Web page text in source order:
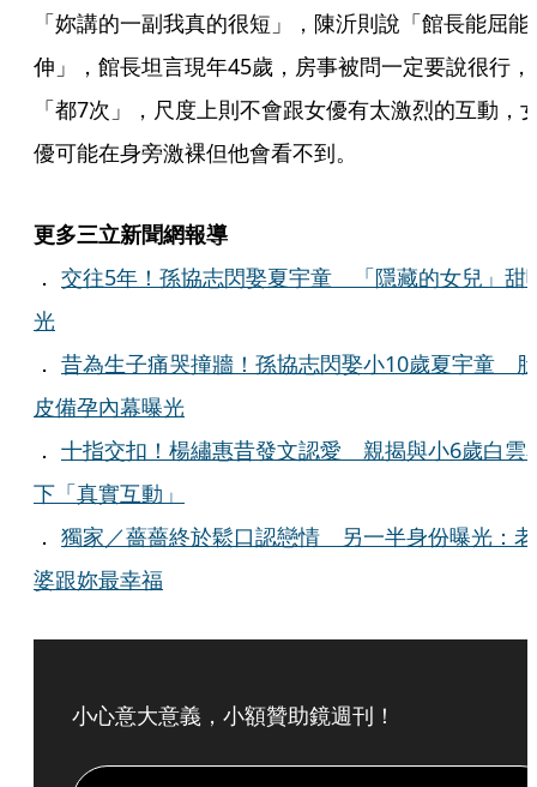
「妳講的一副我真的很短」，陳沂則說「館長能屈能
伸」，館長坦言現年45歲，房事被問一定要說很行，
「都7次」，尺度上則不會跟女優有太激烈的互動，
優可能在身旁激裸但他會看不到。
更多三立新聞網報導
． 交往5年！孫協志閃娶夏宇童 「隱藏的女兒」甜
光
． 昔為生子痛哭撞牆！孫協志閃娶小10歲夏宇童 肚
皮備孕內幕曝光
． 十指交扣！楊繡惠昔發文認愛 親揭與小6歲白雲
下「真實互動」
． 獨家／薔薔終於鬆口認戀情 另一半身份曝光：老
婆跟妳最幸福
小心意大意義，小額贊助鏡週刊！